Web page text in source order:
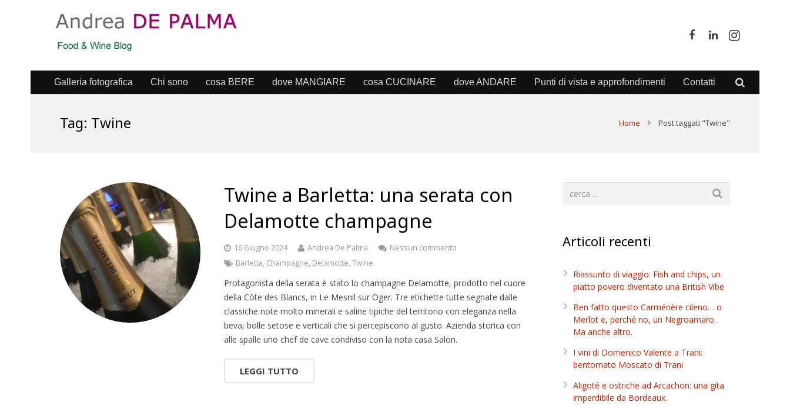
Galleria fotografica Chi sono cosa BERE dove MANGIARE cosa CUCINARE dove ANDARE Punti di vista e approfondimenti Contatti
Tag: Twine Home Post taggati "Twine"
Twine a Barletta: una serata con
Delamotte champagne
16 Giugno 2024 Andrea De Palma
Nessun commento
Barletta, Champagne, Delamotte,Twine
Protagonista della serata è stato lo champagne Delamotte, prodotto nel cuore
della Côte des Blancs, in Le Mesnil sur Oger. Tre etichette tutte segnate dalle
classiche note molto minerali e saline tipiche del territorio con eleganza nella
beva, bolle setose e verticali che si percepiscono al gusto. Azienda storica con
alle spalle uno chef de cave condiviso con la nota casa Salon.
LEGGI TUTTO
Articoli recenti
Riassunto di viaggio: Fish and chips, un
piatto povero diventato una British Vibe
Ben fatto questo Carménère cileno… o
Merlot e, perché no, un Negroamaro.
Ma anche altro.
I vini di Domenico Valente a Trani:
bentornato Moscato di Trani
Aligoté e ostriche ad Arcachon: una gita
imperdibile da Bordeaux.